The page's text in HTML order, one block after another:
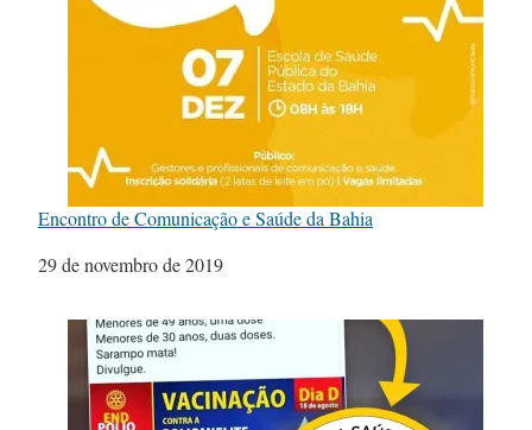
Encontro de Comunicação e Saúde da Bahia
Data
29 de novembro de 2019